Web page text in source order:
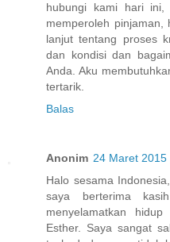
hubungi kami hari ini,
memperoleh pinjaman,
lanjut tentang proses
dan kondisi dan
Anda. Aku
tertarik.
Balas
Anonim 24 Maret
Halo sesama
saya berterima
menyelamatkan
Esther. Saya sangat